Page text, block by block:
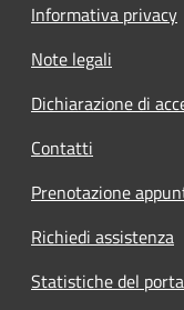
Informativa privacy
Note legali
Dichiarazione di
Contatti
Prenotazione
Richiedi assistenza
Statistiche del